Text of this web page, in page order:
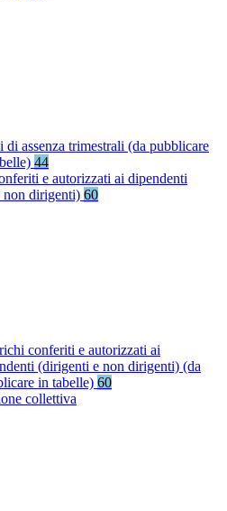
di assenza trimestrali (da pubblicare
44
e autorizzati ai dipendenti
non dirigenti) 60
conferiti e autorizzati ai
(dirigenti e non dirigenti) (da
in tabelle) 60
collettiva